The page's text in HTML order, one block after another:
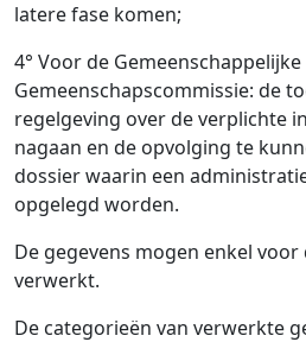
latere fase komen;
4° Voor de Gemeenschappelijke
Gemeenschapscommissie: de
regelgeving over de verplichte
nagaan en de opvolging te
dossier waarin een
opgelegd worden.
De gegevens mogen enkel
verwerkt.
De categorieën van verwerkte